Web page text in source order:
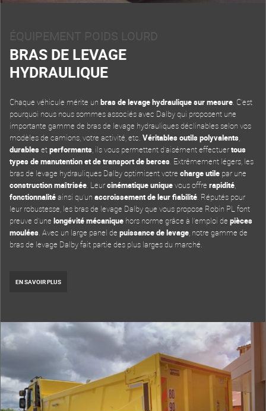
ÉQUIPEMENT POIDS LOURD
BRAS DE LEVAGE
HYDRAULIQUE
Chaque véhicule mérite un bras de levage hydraulique sur mesure . C’est
pourquoi nous nous sommes associés avec Dalby qui proposent une
importante gamme de bras de levage hydrauliques déclinables selon vos
modèles de camions, votre activité, etc. Véritables outils polyvalents
durablesetperformants , ils vous permettent d’aisément effectuertous
types de manutention et de transport de berces . Extrêmement légers, les
bras de levage hydrauliques Dalby optimisent votre charge utile par une
construction maîtrisée . Leurcinématique uniquevous offre rapidité
fonctionnalitéainsi qu’un accroissement de leur fiabilité . Réputés pour
leur robustesse, les bras de levage Dalby que vous propose Robin PL font
preuve d’une longévité mécanique hors norme grâce à l’emploi de pièces
moulées . Avec un large panel de puissance de levage , notre gamme de
bras de levage Dalby fait partie des plus larges du marché.
EN SAVOIR PLUS